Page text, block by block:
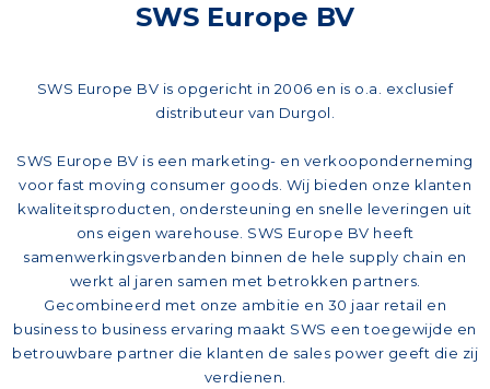
SWS Europe BV
SWS Europe BV is opgericht in 2006 en is o.a. exclusief
distributeur van Durgol.
SWS Europe BV is een marketing- en verkooponderneming
voor fast moving consumer goods. Wij bieden onze klanten
kwaliteitsproducten, ondersteuning en snelle leveringen uit
ons eigen warehouse. SWS Europe BV heeft
samenwerkingsverbanden binnen de hele supply chain en
werkt al jaren samen met betrokken partners.
Gecombineerd met onze ambitie en 30 jaar retail en
business to business ervaring maakt SWS een toegewijde en
betrouwbare partner die klanten de sales power geeft die zij
verdienen.